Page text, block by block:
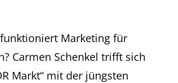
Marketing für
Carmen Schenkel trifft sich
Markt“ mit der jüngsten